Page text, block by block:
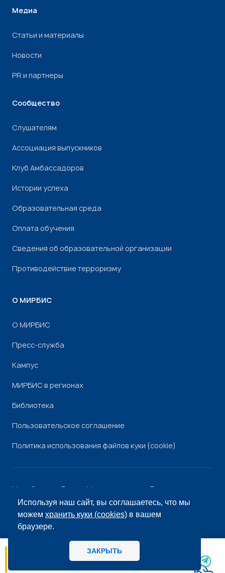
Используя наш сайт, вы соглашаетесь, что мы
можемхранить куки (cookies) в вашем
браузере.
ЗАКРЫТЬ
Медиа
Статьи и материалы
Новости
PR и партнеры
Сообщество
Слушателям
Ассоциация выпускников
Клуб Амбассадоров
Истории успеха
Образовательная среда
Оплата обучения
Сведения об образовательной организации
Противодействие терроризму
О МИРБИС
О МИРБИС
Пресс-служба
Кампус
МИРБИС в регионах
Библиотека
Пользовательское соглашение
Политика использования файлов куки (cookie)
Минобрнауки России Минпросвещения России
РоскомнадзорРособрнадзор
© «МИРБИС», 2026
МИРБИС - Школа бизнеса А вы как